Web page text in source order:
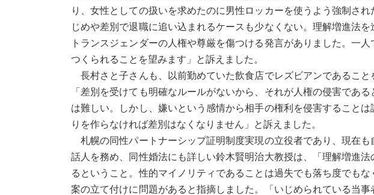
り、女性としての扱いを求めたのに男性ロッカーを使うよう強制さ
じめや差別で退職に追い込まれるケースも少なくない。理解増進法
トランスジェンダーの人権や尊厳を傷つける発言がありました。一
つくられることを望みます」と訴えました。
長村さと子さんも、以前勤めていた飲食店でレズビアンであること
「差別を受けても明確なルールがないから、それが人権の侵害であ
は難しい。しかし、嫌いという感情から相手の権利を侵害すること
りを作らなければ差別はなくなりません」と訴えました。
札幌の同性パートナーシップ証明制度実現の立役者であり、現在
話人を務め、同性婚法にも詳しい鈴木賢明治大教授は、「理解増進
るということ。性的マイノリティであることは過失でも落ち度でも
案の立て付けに問題があると指摘しました。「いじめられている当